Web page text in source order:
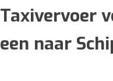
Taxivervoer
een naar